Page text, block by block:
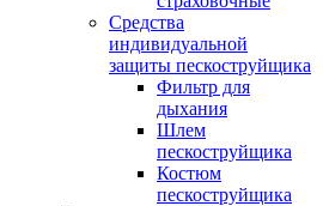
Средства
индивидуальной
защиты пескоструйщика
Фильтр для
дыхания
Шлем
пескоструйщика
Костюм
пескоструйщика